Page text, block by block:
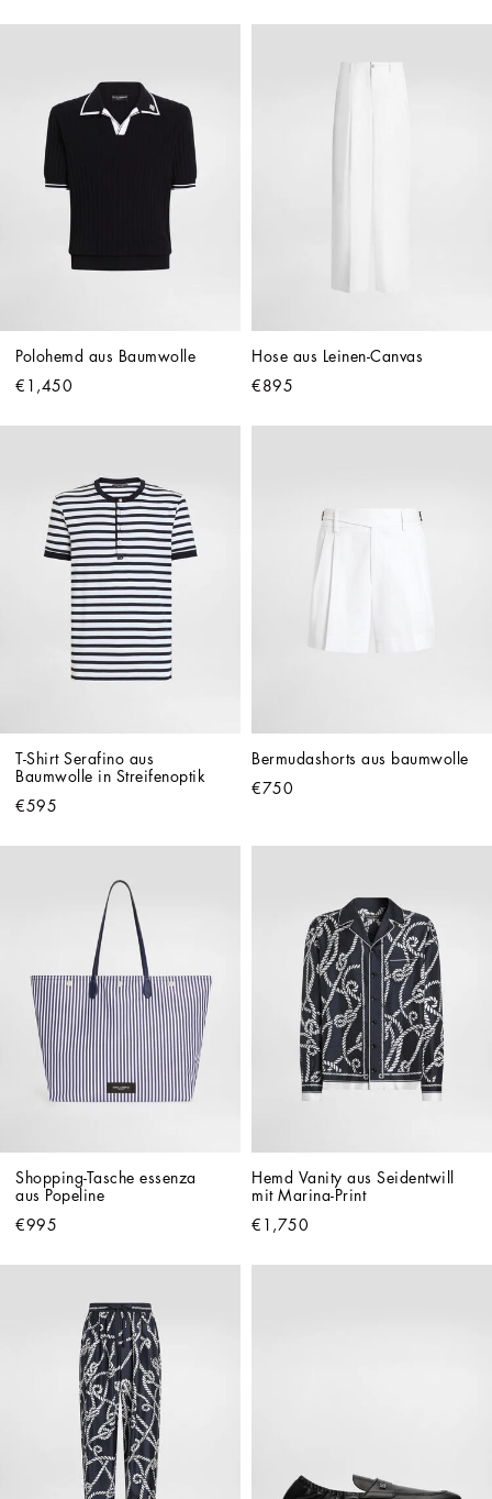
Polohemd aus Baumwolle
€1,450
Hose aus Leinen-Canvas
€895
T-Shirt Serafino aus
Baumwolle in Streifenoptik
€595
Bermudashorts aus baumwolle
€750
Shopping-Tasche essenza
aus Popeline
€995
Hemd Vanity aus Seidentwill
mit Marina-Print
€1,750